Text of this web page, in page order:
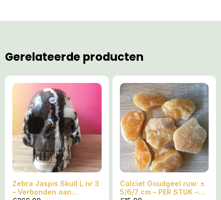
Gerelateerde producten
Zebra Jaspis Skull L nr 3
– Verbonden aan
Calciet Goudgeel ruw: ±
5/6/7 cm – PER STUK –